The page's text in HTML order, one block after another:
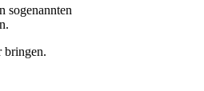
sogenannten
bringen.